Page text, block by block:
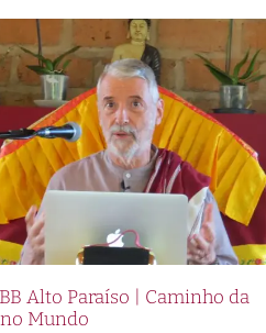
Alto Paraíso | Caminho da
Mundo